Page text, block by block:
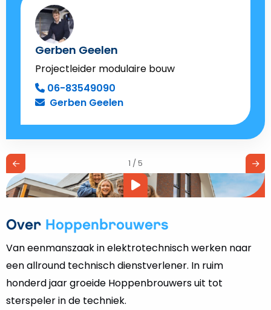
Gerben Geelen
Projectleider modulaire bouw
06-83549090
Gerben Geelen
1 / 5
Over Hoppenbrouwers
Van eenmanszaak in elektrotechnisch werken naar
een allround technisch dienstverlener. In ruim
honderd jaar groeide Hoppenbrouwers uit tot
sterspeler in de techniek.
Video